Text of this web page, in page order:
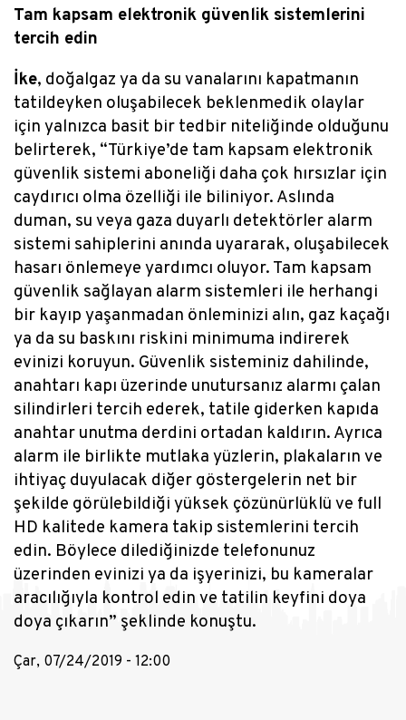
Tam kapsam elektronik güvenlik sistemlerini
tercih edin
İke, doğalgaz ya da su vanalarını kapatmanın
tatildeyken oluşabilecek beklenmedik olaylar
için yalnızca basit bir tedbir niteliğinde olduğunu
belirterek, “Türkiye’de tam kapsam elektronik
güvenlik sistemi aboneliği daha çok hırsızlar için
caydırıcı olma özelliği ile biliniyor. Aslında
duman, su veya gaza duyarlı detektörler alarm
sistemi sahiplerini anında uyararak, oluşabilecek
hasarı önlemeye yardımcı oluyor. Tam kapsam
güvenlik sağlayan alarm sistemleri ile herhangi
bir kayıp yaşanmadan önleminizi alın, gaz kaçağı
ya da su baskını riskini minimuma indirerek
evinizi koruyun. Güvenlik sisteminiz dahilinde,
anahtarı kapı üzerinde unutursanız alarmı çalan
silindirleri tercih ederek, tatile giderken kapıda
anahtar unutma derdini ortadan kaldırın. Ayrıca
alarm ile birlikte mutlaka yüzlerin, plakaların ve
ihtiyaç duyulacak diğer göstergelerin net bir
şekilde görülebildiği yüksek çözünürlüklü ve full
HD kalitede kamera takip sistemlerini tercih
edin. Böylece dilediğinizde telefonunuz
üzerinden evinizi ya da işyerinizi, bu kameralar
aracılığıyla kontrol edin ve tatilin keyfini doya
doya çıkarın” şeklinde konuştu.
Çar, 07/24/2019 - 12:00